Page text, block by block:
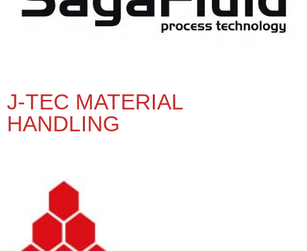
J-TEC MATERIAL
HANDLING